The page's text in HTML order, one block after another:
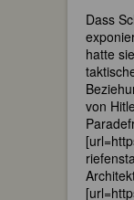
Dass
hatte
von